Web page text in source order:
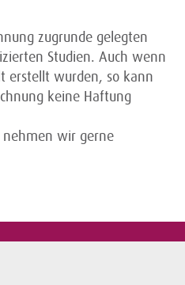
zugrunde gelegten
Studien. Auch wenn
erstellt wurden, so kann
keine Haftung
nehmen wir gerne